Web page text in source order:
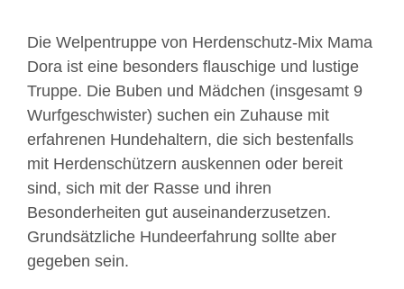
Die Welpentruppe von Herdenschutz-Mix Mama
Dora ist eine besonders flauschige und lustige
Truppe. Die Buben und Mädchen (insgesamt 9
Wurfgeschwister) suchen ein Zuhause mit
erfahrenen Hundehaltern, die sich bestenfalls
mit Herdenschützern auskennen oder bereit
sind, sich mit der Rasse und ihren
Besonderheiten gut auseinanderzusetzen.
Grundsätzliche Hundeerfahrung sollte aber
gegeben sein.